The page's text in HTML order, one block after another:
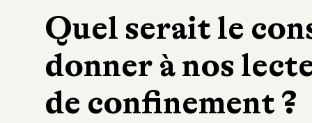
Quel serait le
donner à nos
de confinement ?